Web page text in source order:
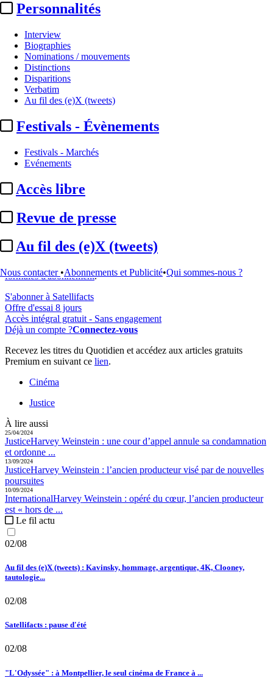
Personnalités
Interview
Biographies
Nominations / mouvements
Distinctions
Disparitions
Verbatim
Au fil des (e)X (tweets)
Festivals - Évènements
Festivals - Marchés
Evénements
Accès libre
Revue de presse
Au fil des (e)X (tweets)
Nous contacter •Abonnements et Publicité•Qui sommes-nous ?
Harvey Weinstein :
producteur plaide non
coupable d’une nouvelle
inculpation
...
Cet article est réservé à nos abonnés
97% reste à lire
formules d'abonnement.
S'abonner à Satellifacts
Offre d'essai 8 jours
Accès intégral gratuit - Sans engagement
Déjà un compte ?Connectez-vous
Recevez les titres du Quotidien et accédez aux articles gratuits
Premium en suivant ce lien.
Cinéma
Justice
À lire aussi
25/04/2024
JusticeHarvey Weinstein : une cour d’appel annule sa condamnation
et ordonne ...
13/09/2024
JusticeHarvey Weinstein : l’ancien producteur visé par de nouvelles
poursuites
10/09/2024
InternationalHarvey Weinstein : opéré du cœur, l’ancien producteur
est « hors de ...
Le fil actu
02/08
Au fil des (e)X (tweets) : Kavinsky, hommage, argentique, 4K, Clooney,
tautologie...
02/08
Satellifacts : pause d'été
02/08
"L'Odyssée" : à Montpellier, le seul cinéma de France à ...